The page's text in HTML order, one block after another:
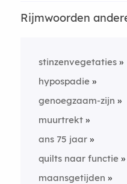
Rijmwoorden
stinzenvegetaties
hypospadie
genoegzaam-zijn
muurtrekt
ans 75 jaar
quilts naar functie
maansgetijden